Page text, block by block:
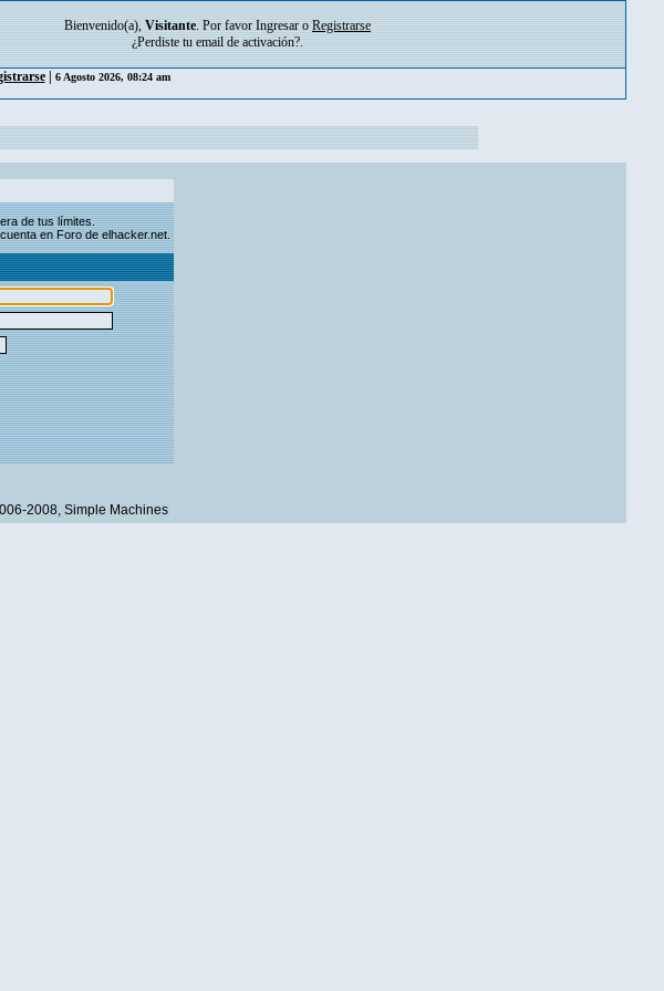
Bienvenido(a), Visitante. Por favor Ingresar o Registrarse
¿Perdiste tu email de activación?.
| 6 Agosto 2026, 08:24 am
de tus límites.
en Foro de elhacker.net.
2008, Simple Machines